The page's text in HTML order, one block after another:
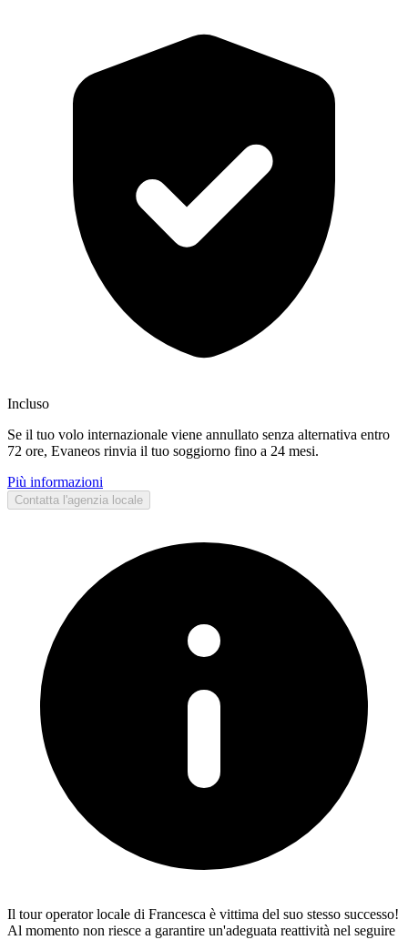
Incluso
Se il tuo volo internazionale viene annullato senza alternativa entro
72 ore, Evaneos rinvia il tuo soggiorno fino a 24 mesi.
Più informazioni
Contatta l'agenzia locale
Il tour operator locale di Francesca è vittima del suo stesso successo!
Al momento non riesce a garantire un'adeguata reattività nel seguire